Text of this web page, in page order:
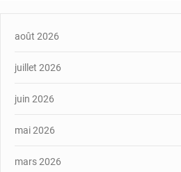
août 2026
juillet 2026
juin 2026
mai 2026
mars 2026